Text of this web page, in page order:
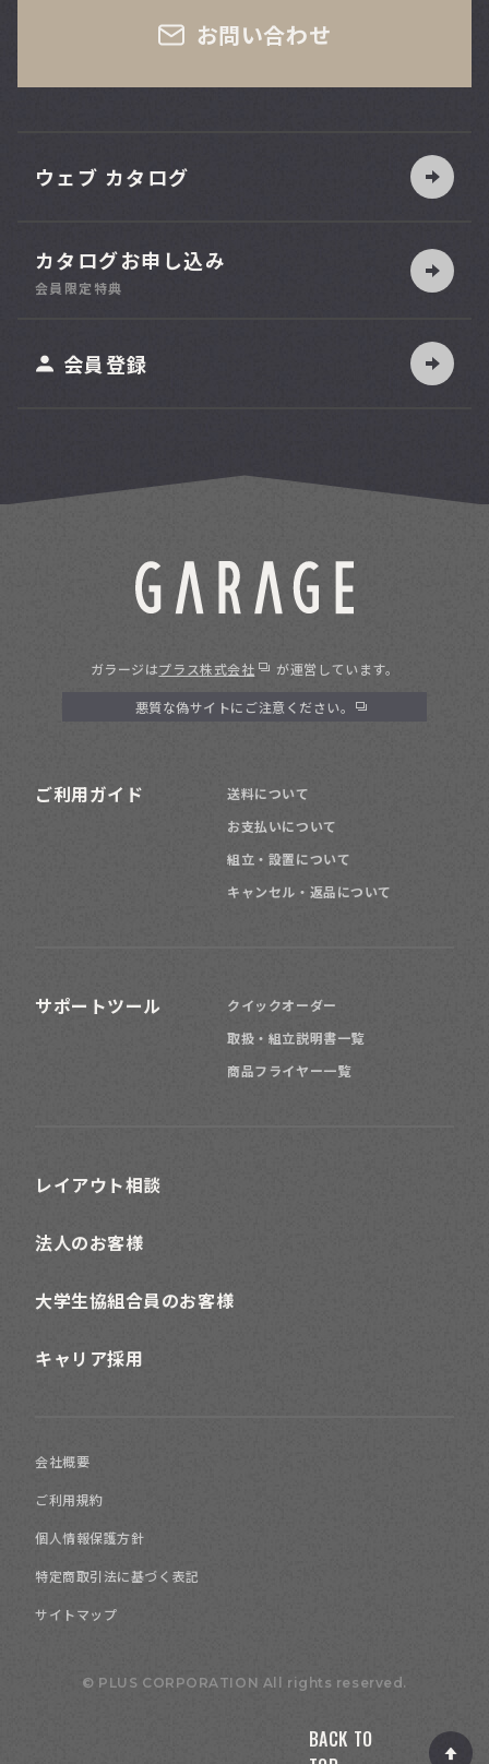
BACK TO
お問い合わせ
ウェブ カタログ
カタログお申し込み
会員限定特典
会員登録
ガラージはプラス株式会社 が運営しています。
悪質な偽サイトにご注意ください。
ご利用ガイド
送料について
お支払いについて
組立・設置について
キャンセル・返品について
サポートツール
クイックオーダー
取扱・組立説明書一覧
商品フライヤー一覧
レイアウト相談
法人のお客様
大学生協組合員のお客様
キャリア採用
会社概要
ご利用規約
個人情報保護方針
特定商取引法に基づく表記
サイトマップ
© PLUS CORPORATION All rights reserved.